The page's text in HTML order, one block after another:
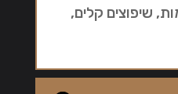
שיפוצים קלים,